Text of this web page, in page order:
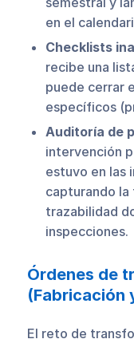
en el
Checklists
recibe una
puede cerrar
específicos
Auditoría de
intervención
estuvo en las
capturando la
trazabilidad
inspecciones.
Órdenes de
(Fabricación
El reto de